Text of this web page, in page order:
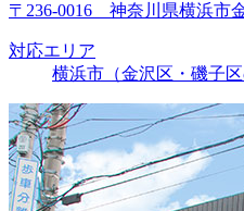
〒236-0016 神奈川県横浜市
対応エリア
横浜市（金沢区・磯子